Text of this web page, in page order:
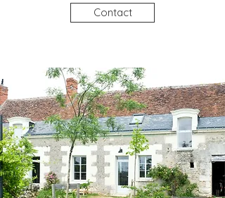
Contact